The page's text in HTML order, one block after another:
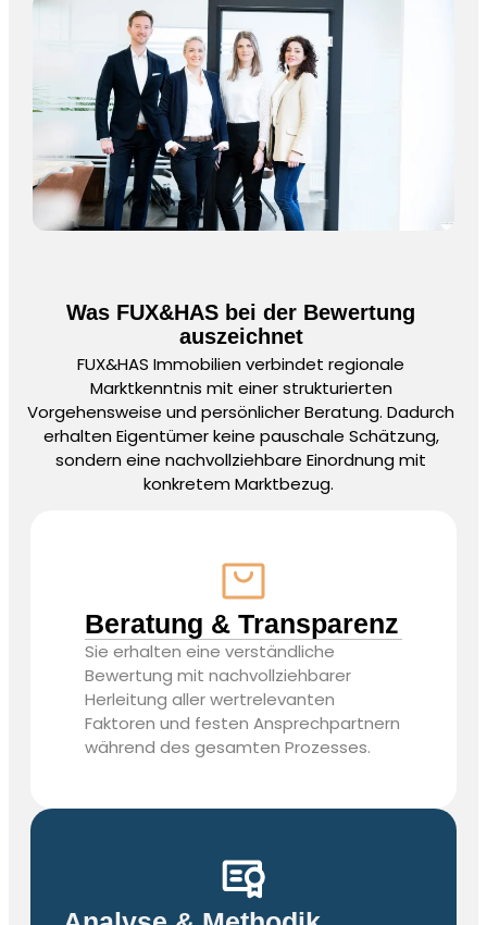
Was FUX&HAS bei der Bewertung
auszeichnet
FUX&HAS Immobilien verbindet regionale
Marktkenntnis mit einer strukturierten
Vorgehensweise und persönlicher Beratung. Dadurch
erhalten Eigentümer keine pauschale Schätzung,
sondern eine nachvollziehbare Einordnung mit
konkretem Marktbezug.
Beratung & Transparenz
Sie erhalten eine verständliche
Bewertung mit nachvollziehbarer
Herleitung aller wertrelevanten
Faktoren und festen Ansprechpartnern
während des gesamten Prozesses.